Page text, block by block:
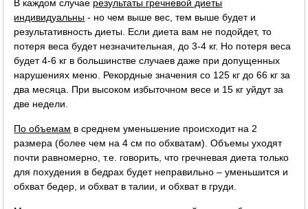
В каждом случае результаты гречневой диеты
индивидуальны - но чем выше вес, тем выше будет и
результативность диеты. Если диета вам не подойдет, то
потеря веса будет незначительная, до 3-4 кг. Но потеря веса
будет 4-6 кг в большинстве случаев даже при допущенных
нарушениях меню. Рекордные значения со 125 кг до 66 кг за
два месяца. При высоком избыточном весе и 15 кг уйдут за
две недели.
По объемам в среднем уменьшение происходит на 2
размера (более чем на 4 см по обхватам). Объемы уходят
почти равномерно, т.е. говорить, что гречневая диета только
для похудения в бедрах будет неправильно – уменьшится и
обхват бедер, и обхват в талии, и обхват в груди.